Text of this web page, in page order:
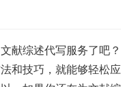
献综述代写服务了吧
和技巧，就能够轻松